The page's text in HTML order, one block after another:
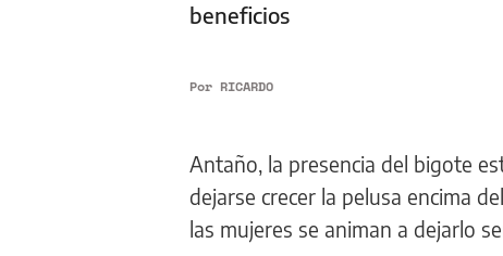
beneficios
Por RICARDO
Antaño, la presencia del bigote
dejarse crecer la pelusa encima
las mujeres se animan a dejarlo